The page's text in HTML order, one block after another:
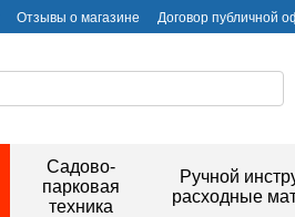
Отзывы о магазине
Договор публичной
Садово-
парковая
техника
Ручной
расходные